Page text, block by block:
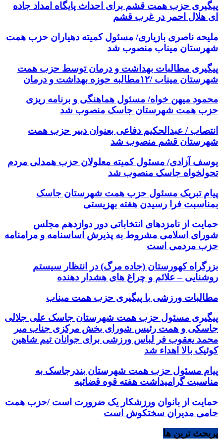
پیگیری حزب همت قشم برای احداث پایگاه امداد جاده
ای هلال احمر در غرب قشم
ملیحه ناصری بازیاری/ مسئول کمیته دهیاران حزب همت
شهرستان میناب منصوب شد
پیگیری مطالبات بهداشت و درمان توسط حزب همت
شهرستان میناب /۱۲مطالبه حوزه بهداشت و درمان
محمود میهن خواه/ مسئول هماهنگی و برنامه ریزی
حزب همت شهرستان جاسک منصوب شد
انتصاب / عبدالحکیم دفاعی بعنوان دبیر حزب همت
شهرستان قشم منصوب شد
یوسف آزادی/ مسئول کمیته معلولان حزب همدلی مردم
تحولخواه جاسک منصوب شد
پیام تبریک مسئول حزب همت شهرستان جاسک
بمناسبت فرا رسیدن هفته بهزیستی
حمایت از نامزدهای انتخاباتی دور دوازدهم مجلس
شورای اسلامی مشروط به پذیرش اساسنامه و مرامنامه
حزب مردمی است
بزرگراه کهورستان (جاده مرگ) در انتظار سیستم
روشنایی – علائم و چراغ های هشدار دهنده
مطالبات ورزشی با پیگیری حزب همت میناب
پیگیری مسئول حزب همت شهرستان جاسک علی جلالی
جاسکی و همت رئیس شورای بخش مرکزی جناب میر
محمد یعقوب فر لباس ورزشی برای جوانان تیم شاهین
کوئیک بالا اهداء شد
پیام مسئول حزب همت شهرستان بندرجاسک به
مناسبت گرامیداشت هفته قوه قضائیه
حمایت از بانوان ورزشکار یک ضرورت است /حزب همت
حامی مدیران سختکوش است
پربحث ترین ها